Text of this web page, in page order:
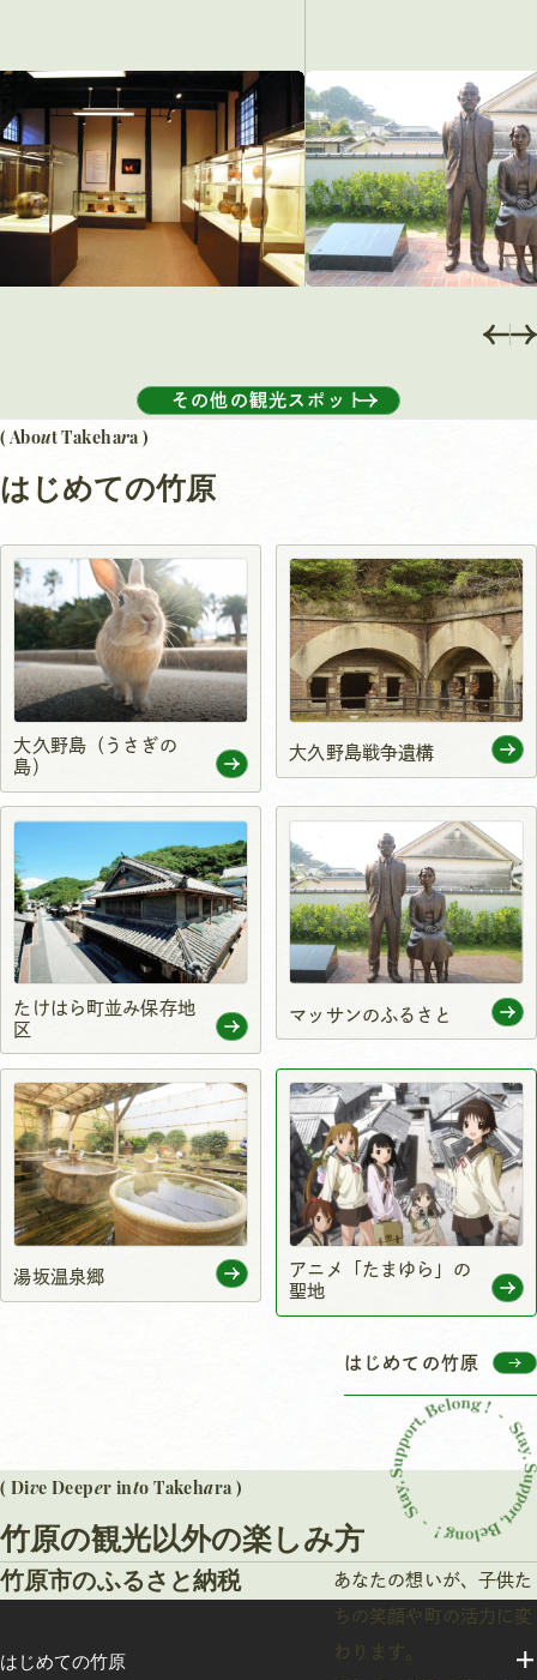
その他の観光スポット
( About Takehara )
はじめての竹原
はじめての竹原
大久野島（うさぎの
島）
大久野島戦争遺構
たけはら町並み保存地
区
マッサンのふるさと
湯坂温泉郷
アニメ「たまゆら」の
聖地
( Dive Deeper into Takehara )
竹原の観光以外の楽しみ方
竹原市のふるさと納税
あなたの想いが、子供た
ちの笑顔や町の活力に変
わります。
はじめての竹原